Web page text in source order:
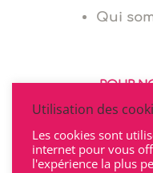
Qui
POUR
06
22 rue
Utilisation des
Les cookies sont
internet pour vous
l'expérience la plus